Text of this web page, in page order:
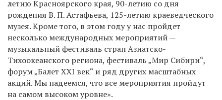
летию Красноярского края, 90-летию со дня
рождения В. П. Астафьева, 125-летию краеведческого
музея. Кроме того, в этом году у нас пройдет
несколько международных мероприятий —
музыкальный фестиваль стран Азиатско-
Тихоокеанского региона, фестиваль „Мир Сибири“,
форум „Балет ХХI век“ и ряд других масштабных
акций. Мы надеемся, что все мероприятия пройдут
на самом высоком уровне».